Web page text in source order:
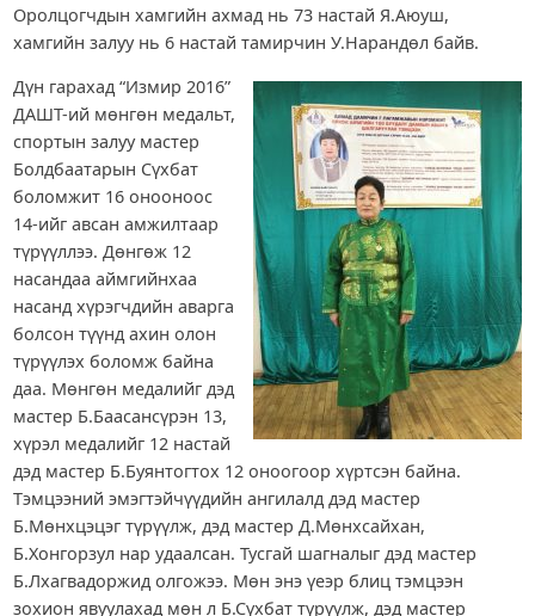
Оролцогчдын хамгийн ахмад нь 73 настай Я.Аюуш,
хамгийн залуу нь 6 настай тамирчин У.Нарандөл байв.
Дүн гарахад “Измир 2016”
ДАШТ-ий мөнгөн медальт,
спортын залуу мастер
Болдбаатарын Сүхбат
боломжит 16 онооноос
14-ийг авсан амжилтаар
түрүүллээ. Дөнгөж 12
насандаа аймгийнхаа
насанд хүрэгчдийн аварга
болсон түүнд ахин олон
түрүүлэх боломж байна
даа. Мөнгөн медалийг дэд
мастер Б.Баасансүрэн 13,
хүрэл медалийг 12 настай
дэд мастер Б.Буянтогтох 12 оноогоор хүртсэн байна.
Тэмцээний эмэгтэйчүүдийн ангилалд дэд мастер
Б.Мөнхцэцэг түрүүлж, дэд мастер Д.Мөнхсайхан,
Б.Хонгорзул нар удаалсан. Тусгай шагналыг дэд мастер
Б.Лхагвадоржид олгожээ. Мөн энэ үеэр блиц тэмцээн
зохион явуулахад мөн л Б.Сүхбат түрүүлж, дэд мастер